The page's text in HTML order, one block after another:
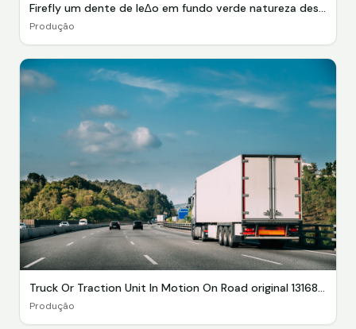
Firefly um dente de le∆o em fundo verde natureza desfocado, com as sementes voando, se espalhando pe
Produção
Truck Or Traction Unit In Motion On Road original 1316881
Produção